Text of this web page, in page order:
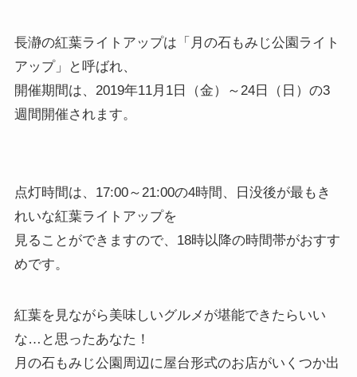
長瀞の紅葉ライトアップは「月の石もみじ公園ライト
アップ」と呼ばれ、
開催期間は、2019年11月1日（金）～24日（日）の3
週間開催されます。
点灯時間は、17:00～21:00の4時間、日没後が最もき
れいな紅葉ライトアップを
見ることができますので、18時以降の時間帯がおすす
めです。
紅葉を見ながら美味しいグルメが堪能できたらいい
な…と思ったあなた！
月の石もみじ公園周辺に屋台形式のお店がいくつか出